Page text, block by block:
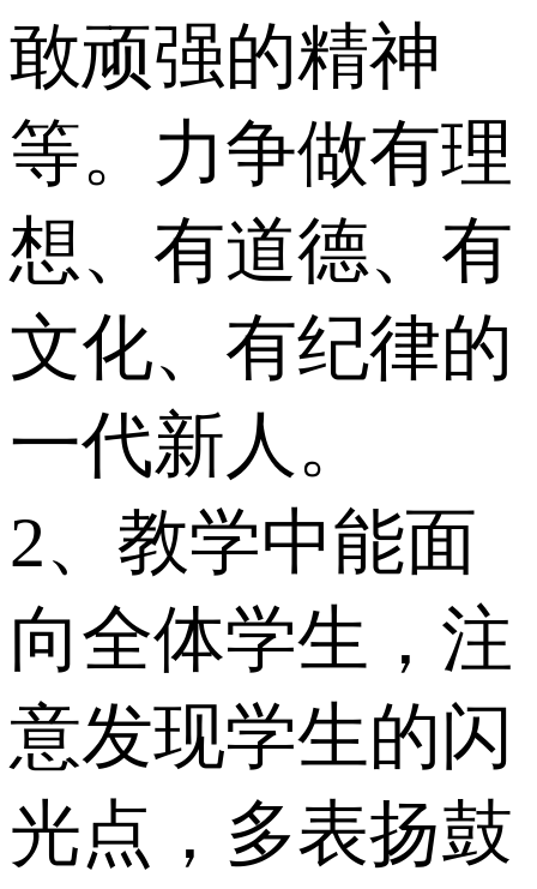
敢顽强的精神
等。力争做有理
想、有道德、有
文化、有纪律的
一代新人。
2、教学中能面
向全体学生，注
意发现学生的闪
光点，多表扬鼓